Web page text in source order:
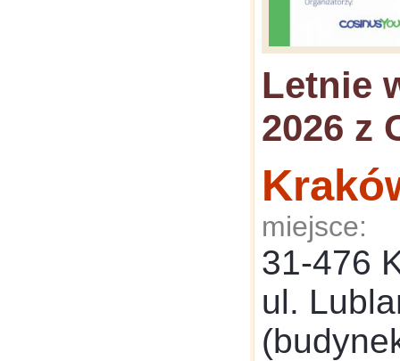
Letnie
2026 z
miejsce:
31-476
ul.